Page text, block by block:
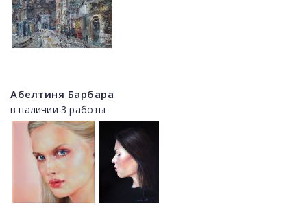
Абелтиня Барбара
в наличии 3 работы